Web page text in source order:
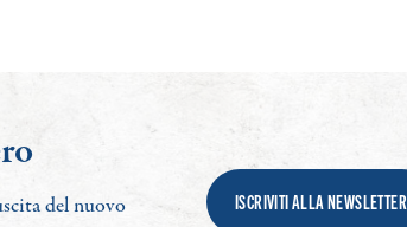
del nuovo
ISCRIVITI ALLA NEWSLETTER